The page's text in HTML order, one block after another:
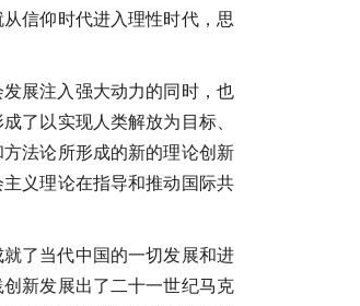
信仰时代进入理性时代，思
展注入强大动力的同时，也
了以实现人类解放为目标、
法论所形成的新的理论创新
义理论在指导和推动国际共
了当代中国的一切发展和进
新发展出了二十一世纪马克